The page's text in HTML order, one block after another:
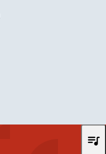
queue_music